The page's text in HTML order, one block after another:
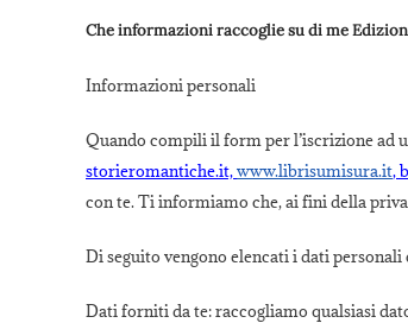
Che informazioni raccoglie su di me
Informazioni personali
Quando compili il form per l’iscrizione ad
storieromantiche.it,www.librisumisura.it,
con te. Ti informiamo che, ai fini della
Di seguito vengono elencati i dati personali
Dati forniti da te: raccogliamo qualsiasi